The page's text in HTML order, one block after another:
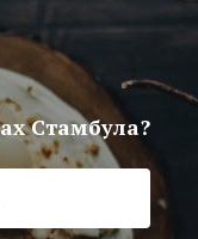
Стамбула?